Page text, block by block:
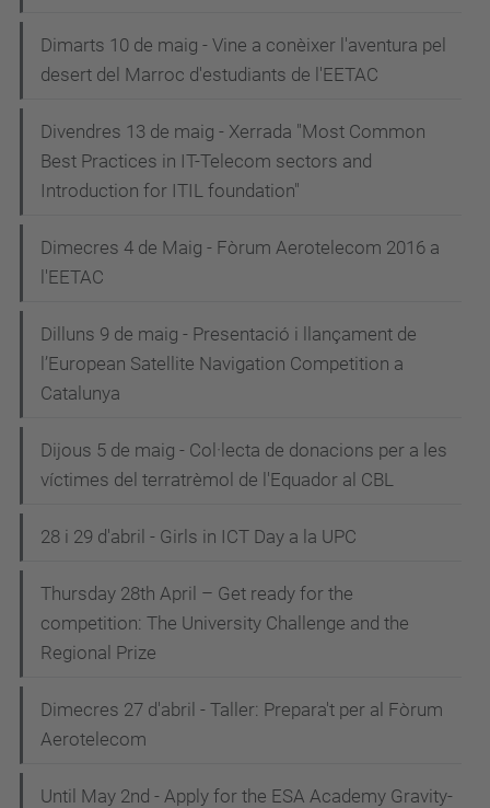
Dimarts 10 de maig - Vine a conèixer l'aventura pel
desert del Marroc d'estudiants de l'EETAC
Divendres 13 de maig - Xerrada "Most Common
Best Practices in IT-Telecom sectors and
Introduction for ITIL foundation"
Dimecres 4 de Maig - Fòrum Aerotelecom 2016 a
l'EETAC
Dilluns 9 de maig - Presentació i llançament de
l’European Satellite Navigation Competition a
Catalunya
Dijous 5 de maig - Col·lecta de donacions per a les
víctimes del terratrèmol de l'Equador al CBL
28 i 29 d'abril - Girls in ICT Day a la UPC
Thursday 28th April – Get ready for the
competition: The University Challenge and the
Regional Prize
Dimecres 27 d'abril - Taller: Prepara't per al Fòrum
Aerotelecom
Until May 2nd - Apply for the ESA Academy Gravity-